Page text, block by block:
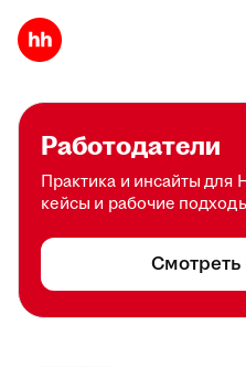
Работодатели
Практика и инсайты для
кейсы и рабочие
Смотреть